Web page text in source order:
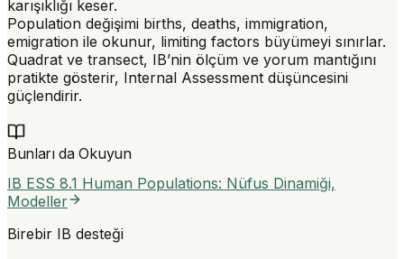
karışıklığı keser.
Population değişimi births, deaths, immigration,
emigration ile okunur, limiting factors büyümeyi sınırlar.
Quadrat ve transect, IB’nin ölçüm ve yorum mantığını
pratikte gösterir, Internal Assessment düşüncesini
güçlendirir.
Bunları da Okuyun
IB ESS 8.1 Human Populations: Nüfus Dinamiği,
Modeller
Birebir IB desteği